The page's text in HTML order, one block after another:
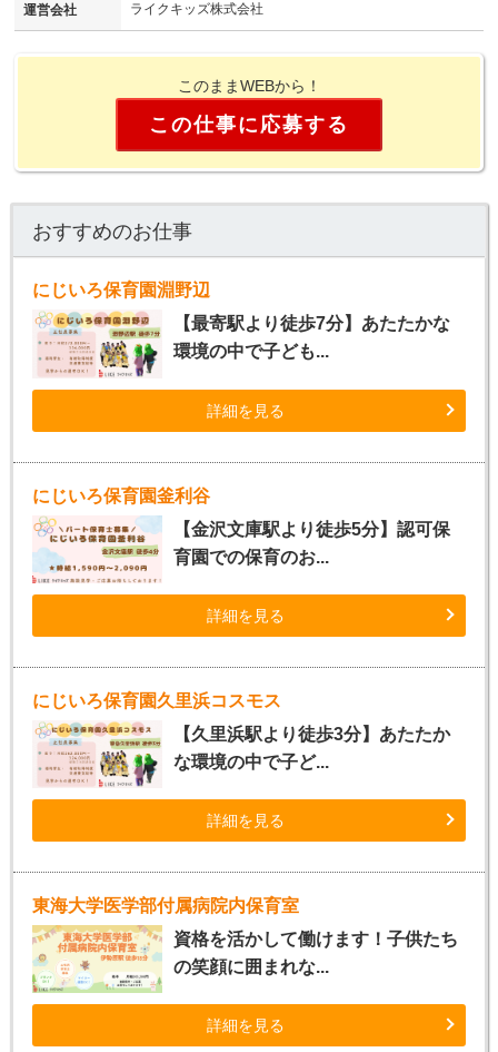
運営会社 ライクキッズ株式会社
このままWEBから！
この仕事に応募する
おすすめのお仕事
にじいろ保育園淵野辺
【最寄駅より徒歩7分】あたたかな
環境の中で子ども...
詳細を見る
にじいろ保育園釜利谷
【金沢文庫駅より徒歩5分】認可保
育園での保育のお...
詳細を見る
にじいろ保育園久里浜コスモス
【久里浜駅より徒歩3分】あたたか
な環境の中で子ど...
詳細を見る
東海大学医学部付属病院内保育室
資格を活かして働けます！子供たち
の笑顔に囲まれな...
詳細を見る